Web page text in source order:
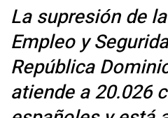
La supresión de
Empleo y
República
atiende a 20.026